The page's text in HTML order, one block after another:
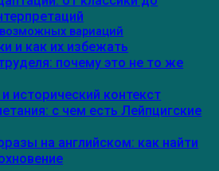
вариаций
и как их избежать
почему это не то же
исторический контекст
с чем есть Лейпцигские
на английском: как найти